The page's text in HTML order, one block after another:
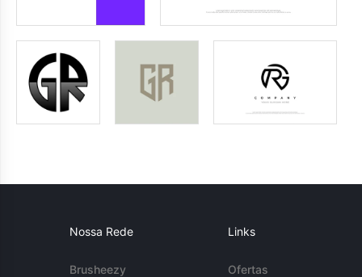
Nossa Rede
Brusheezy
Links
Ofertas